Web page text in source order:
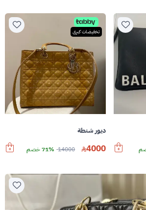
تخفيضات كبرى
ديور شنطة
4000
14000 71% خصم